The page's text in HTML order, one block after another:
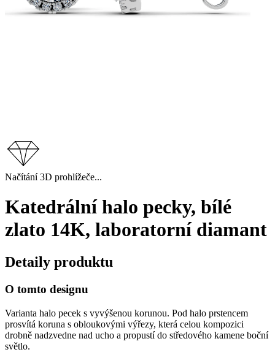
Načítání 3D prohlížeče...
Katedrální halo pecky, bílé
zlato 14K, laboratorní diamant
Detaily produktu
O tomto designu
Varianta halo pecek s vyvýšenou korunou. Pod halo prstencem
prosvítá koruna s obloukovými výřezy, která celou kompozici
drobně nadzvedne nad ucho a propustí do středového kamene boční
světlo.